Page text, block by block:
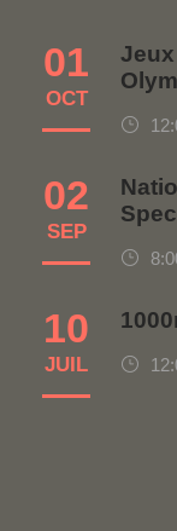
01
OCT
Jeux
02
SEP
10
JUIL